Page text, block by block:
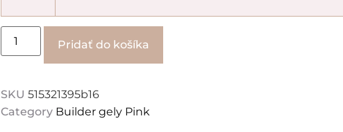
Pridať do košíka
SKU 515321395b16
Category Builder gely Pink